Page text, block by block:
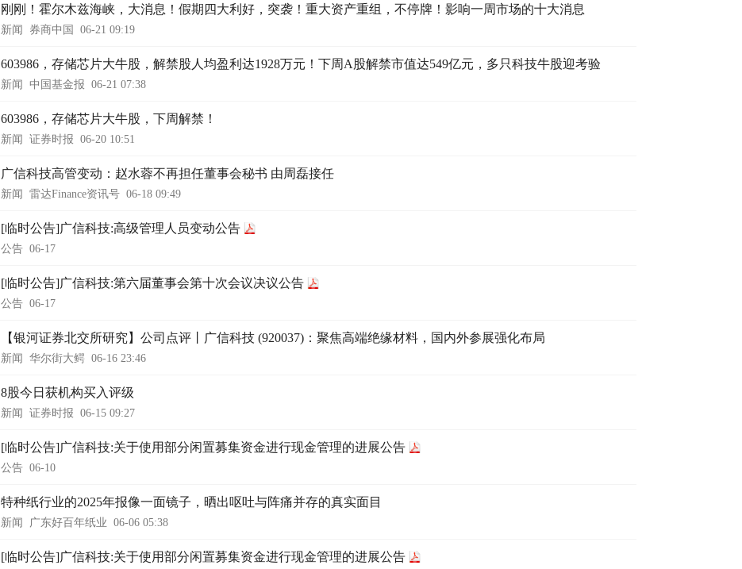
刚刚！霍尔木兹海峡，大消息！假期四大利好，突袭！重大资产重组，不停牌！影响一周市场的十大消息
新闻 券商中国 06-21 09:19
603986，存储芯片大牛股，解禁股人均盈利达1928万元！下周A股解禁市值达549亿元，多只科技牛股迎考验
新闻 中国基金报 06-21 07:38
603986，存储芯片大牛股，下周解禁！
新闻 证券时报 06-20 10:51
广信科技高管变动：赵水蓉不再担任董事会秘书 由周磊接任
新闻 雷达Finance资讯号 06-18 09:49
[临时公告]广信科技:高级管理人员变动公告
公告 06-17
[临时公告]广信科技:第六届董事会第十次会议决议公告
公告 06-17
【银河证券北交所研究】公司点评丨广信科技 (920037)：聚焦高端绝缘材料，国内外参展强化布局
新闻 华尔街大鳄 06-16 23:46
8股今日获机构买入评级
新闻 证券时报 06-15 09:27
[临时公告]广信科技:关于使用部分闲置募集资金进行现金管理的进展公告
公告 06-10
特种纸行业的2025年报像一面镜子，晒出呕吐与阵痛并存的真实面目
新闻 广东好百年纸业 06-06 05:38
[临时公告]广信科技:关于使用部分闲置募集资金进行现金管理的进展公告